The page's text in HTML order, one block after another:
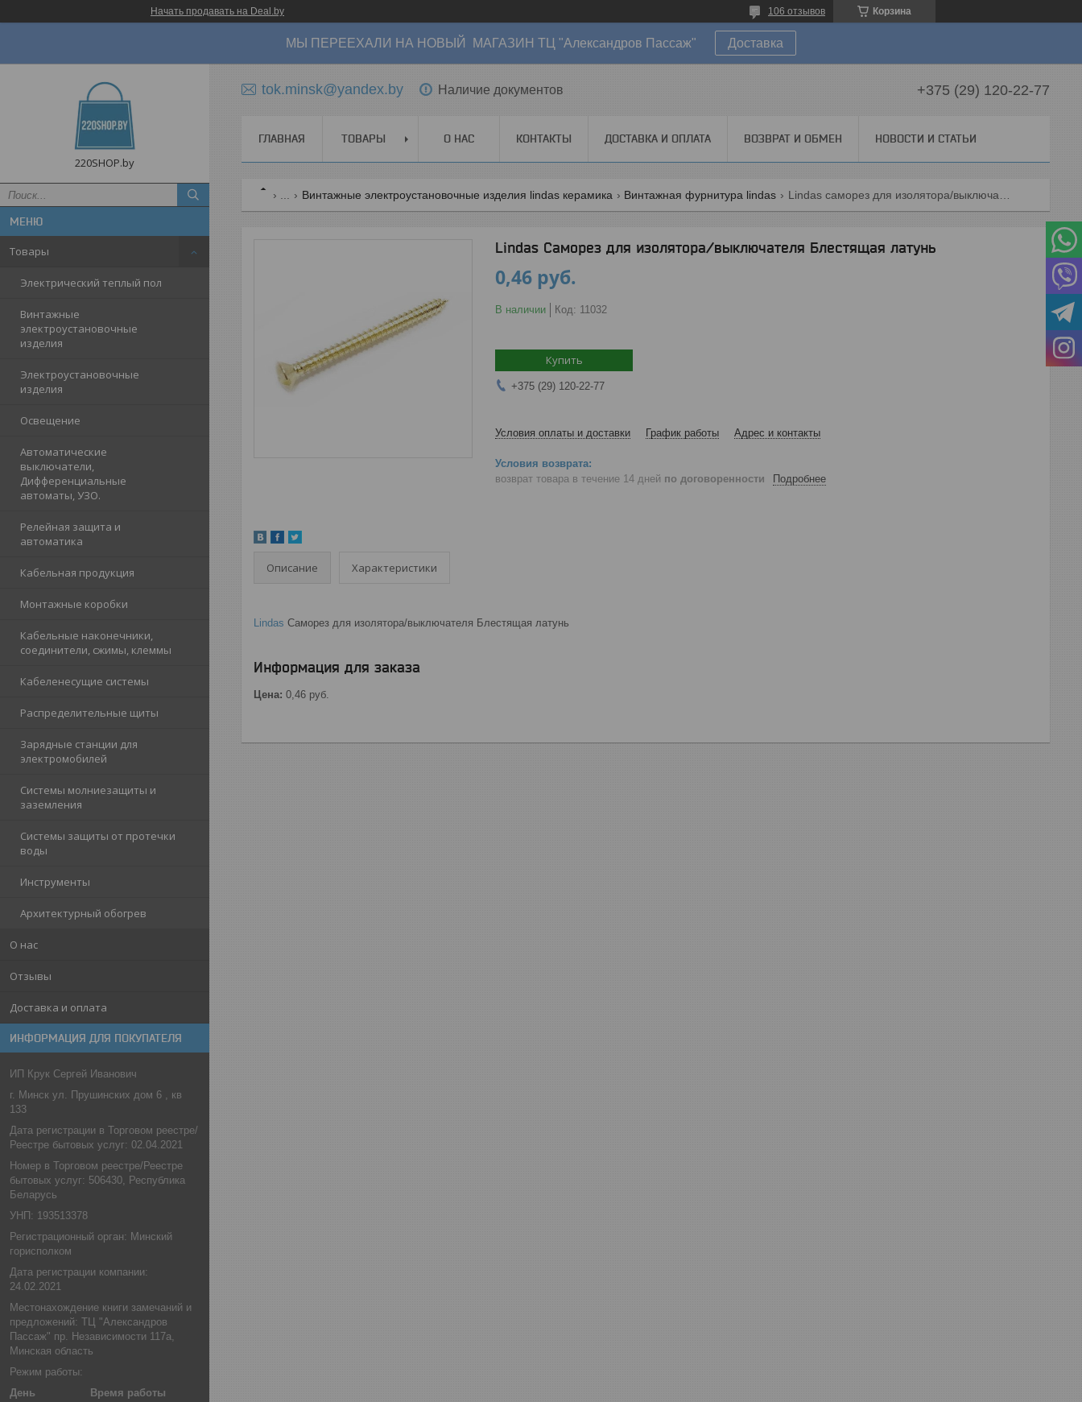
Начать продавать на Deal.by Корзина
106 отзывов
МЫ ПЕРЕЕХАЛИ НА НОВЫЙ МАГАЗИН ТЦ "Александров Пассаж" Доставка
220SHOP.by
Товары
Электрический теплый пол
Винтажные
электроустановочные
изделия
Электроустановочные
изделия
Освещение
Автоматические
выключатели,
Дифференциальные
автоматы, УЗО.
Релейная защита и
автоматика
Кабельная продукция
Монтажные коробки
Кабельные наконечники,
соединители, сжимы, клеммы
Кабеленесущие системы
Распределительные щиты
Зарядные станции для
электромобилей
Системы молниезащиты и
заземления
Системы защиты от протечки
воды
Инструменты
Архитектурный обогрев
О нас
Отзывы
Доставка и оплата
ИНФОРМАЦИЯ ДЛЯ ПОКУПАТЕЛЯ
ИП Крук Сергей Иванович
г. Минск ул. Прушинских дом 6 , кв
133
Дата регистрации в Торговом реестре/
Реестре бытовых услуг: 02.04.2021
Номер в Торговом реестре/Реестре
бытовых услуг: 506430, Республика
Беларусь
УНП: 193513378
Регистрационный орган: Минский
горисполком
Дата регистрации компании:
24.02.2021
Местонахождение книги замечаний и
предложений: ТЦ "Александров
Пассаж" пр. Независимости 117а,
Минская область
Режим работы:
День
Время работы
tok.minsk@yandex.by Наличие документов +375 (29) 120-22-77
ГЛАВНАЯ ТОВАРЫ О НАС КОНТАКТЫ ДОСТАВКА И ОПЛАТА ВОЗВРАТ И ОБМЕН НОВОСТИ И СТАТЬИ
Винтажные электроустановочные изделия lindas керамика Винтажная фурнитура lindas
Lindas Саморез для изолятора/выключателя Блестящая латунь
0,46 руб.
В наличии Код: 11032
Купить
+375 (29) 120-22-77
Условия оплаты и доставки График работы Адрес и контакты
возврат товара в течение 14 дней по договоренности Подробнее
Описание Характеристики
Lindas Саморез для изолятора/выключателя Блестящая латунь
Информация для заказа
Цена: 0,46 руб.